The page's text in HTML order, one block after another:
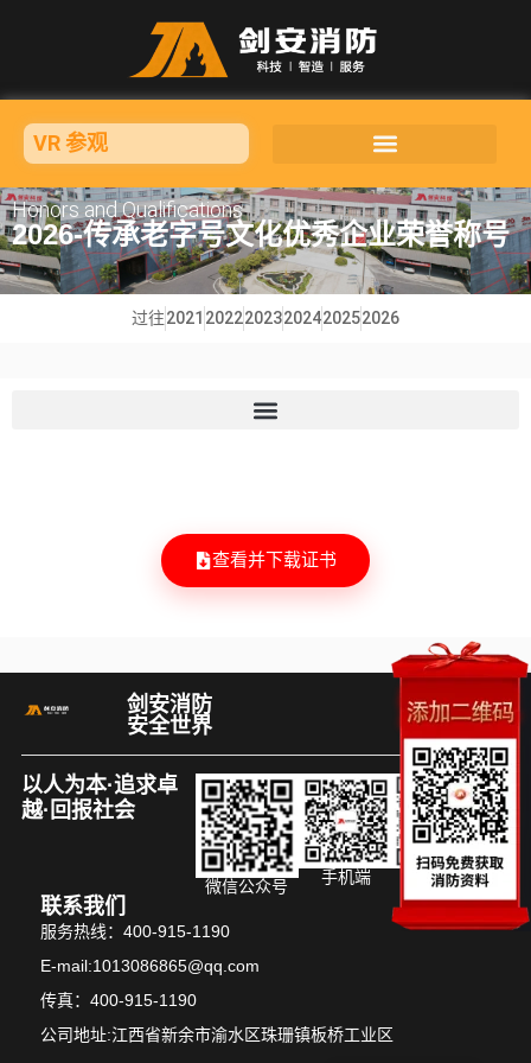
VR 参观
Honors and Qualifications
2026-传承老字号文化优秀企业荣誉称号
过往2021 20222023202420252026
查看并下载证书
剑安消防
安全世界
以人为本·追求卓
越·回报社会
微信公众号 手机端 商务微信
联系我们
服务热线：400-915-1190
E-mail:1013086865@qq.com
传真：400-915-1190
公司地址:江西省新余市渝水区珠珊镇板桥工业区